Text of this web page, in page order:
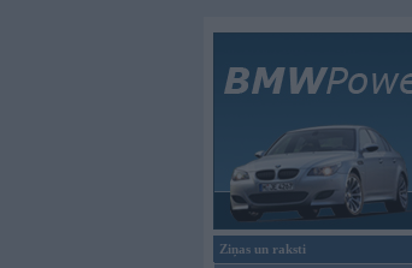
Ziņas un raksti